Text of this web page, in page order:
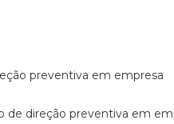
preventiva em empresa
de direção preventiva em